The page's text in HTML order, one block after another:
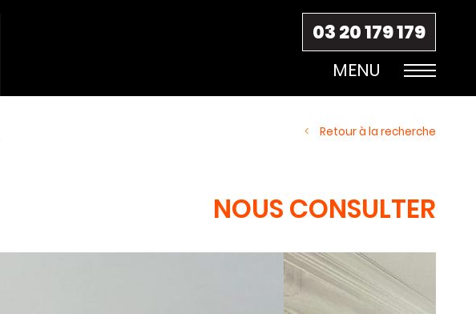
03 20 179 179
Retour à la recherche
NOUS CONSULTER